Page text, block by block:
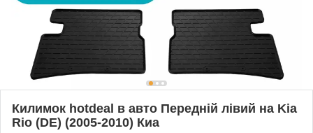
Килимок hotdeal в авто Передній лівий на Kia
Rio (DE) (2005-2010) Киа